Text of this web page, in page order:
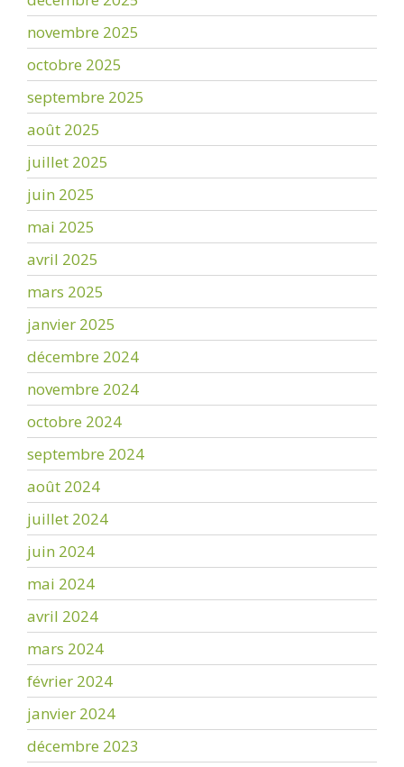
novembre 2025
octobre 2025
septembre 2025
août 2025
juillet 2025
juin 2025
mai 2025
avril 2025
mars 2025
janvier 2025
décembre 2024
novembre 2024
octobre 2024
septembre 2024
août 2024
juillet 2024
juin 2024
mai 2024
avril 2024
mars 2024
février 2024
janvier 2024
décembre 2023